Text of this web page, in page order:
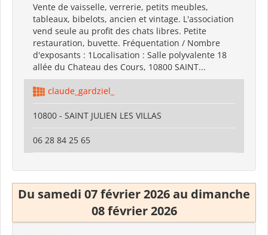
Vente de vaisselle, verrerie, petits meubles,
tableaux, bibelots, ancien et vintage. L'association
vend seule au profit des chats libres. Petite
restauration, buvette. Fréquentation / Nombre
d'exposants : 1Localisation : Salle polyvalente 18
allée du Chateau des Cours, 10800 SAINT...
claude_gardziel_
10800 - SAINT JULIEN LES VILLAS
06 28 84 25 65
Du samedi 07 février 2026 au dimanche
08 février 2026